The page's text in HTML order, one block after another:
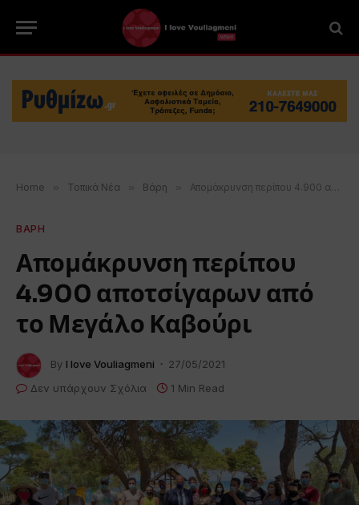
Home » Τοπικά Νέα » Βάρη » Απομάκρυνση περίπου 4.900 αποτσίγαρων από το Μεγάλο Καβούρι
ΒΑΡΗ
Απομάκρυνση περίπου
4.900 αποτσίγαρων από
το Μεγάλο Καβούρι
By I love Vouliagmeni
27/05/2021
Δεν υπάρχουν Σχόλια
1 Min Read